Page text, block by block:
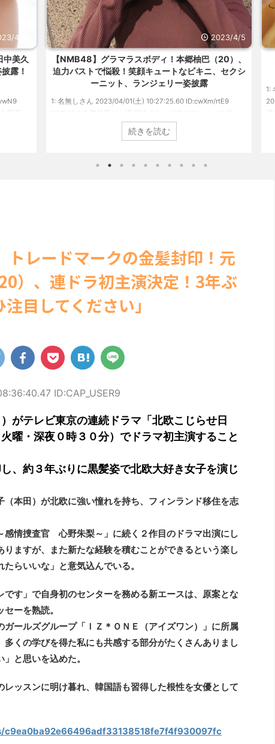
ュースまとめアンテナ (8/28 23:50)
海外「日本よ、お前がナンバ
めアンテナ
(7/30 21:56)
Powered by livedoor 相互
2023/4/5
20）、
セクシ
rtE9
白泉
ビアに初
界を席巻
2022/6/20
【グラビア】南みゆか：異例続きの高校1年生
「ヤンマガ」表紙に グラビア界が揺れた！！
1: 名無しさん 2022/06/20(月) 06:20:03.89 ID:CAP_USER9
2022年06月20日 「週刊ヤングマガジン」第29号の表紙に登
みゆかさんが、6月20日発売のマンガ誌「週刊ヤングマガジ
ン」（講談社）第29号の表紙に登場した。 南さんは2005年
続きを読む
トレードマークの金髪封印！元
）、連ドラ初主演決定！3年ぶ
目してください」
ID:CAP_USER9
がテレビ東京の連続ドラマ「北欧こじらせ日
曜・深夜０時３０分）でドラマ初主演すること
、約３年ぶりに黒髪姿で北欧大好き女子を演じ
本田）が北欧に強い憧れを持ち、フィンランド移住を志
感情捜査官 心野朱梨～」に続く２作目のドラマ出演にし
ますが、また新たな経験を積むことができるという楽し
らいいな」と意気込んでいる。
です」で自身初のセンターを務める新エースは、原案とな
ーを熟読。
ガールズグループ「ＩＺ＊ＯＮＥ（アイズワン）」に所属
多くの学びを得た私にも共感する部分がたくさんありまし
と思いを込めた。
レッスンに明け暮れ、韓国語も習得した根性を女優として
c9ea0ba92e66496adf33138518fe7f4f930097fc